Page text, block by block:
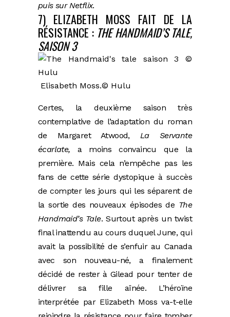
puis sur Netflix.
7) ELIZABETH MOSS FAIT DE LA
RÉSISTANCE :THE HANDMAID’S TALE,
SAISON 3
Elisabeth Moss.© Hulu
Certes, la deuxième saison très
contemplative de l’adaptation du roman
de Margaret Atwood, La Servante
écarlate, a moins convaincu que la
première. Mais cela n’empêche pas les
fans de cette série dystopique à succès
de compter les jours qui les séparent de
la sortie des nouveaux épisodes de The
Handmaid’s Tale. Surtout après un twist
final inattendu au cours duquel June, qui
avait la possibilité de s’enfuir au Canada
avec son nouveau-né, a finalement
décidé de rester à Gilead pour tenter de
délivrer sa fille aînée. L’héroïne
interprétée par Elizabeth Moss va-t-elle